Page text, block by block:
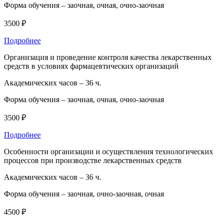
Форма обучения – заочная, очная, очно-заочная
3500 ₽
Подробнее
Организация и проведение контроля качества лекарственных
средств в условиях фармацевтических организаций
Академических часов – 36 ч.
Форма обучения – заочная, очная, очно-заочная
3500 ₽
Подробнее
Особенности организации и осуществления технологических
процессов при производстве лекарственных средств
Академических часов – 36 ч.
Форма обучения – заочная, очно-заочная, очная
4500 ₽